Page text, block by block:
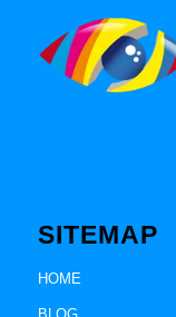
SITEMAP
HOME